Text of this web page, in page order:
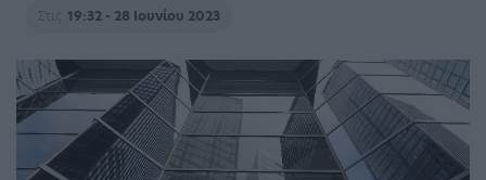
Στις 19:32 - 28 Ιουνίου 2023